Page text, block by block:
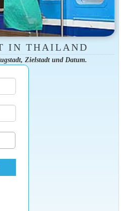
IN THAILAND
Zielstadt und Datum.